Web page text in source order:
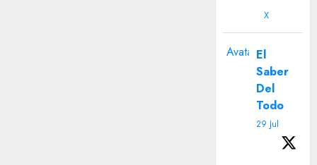
X
Avatar El
Saber
Del
Todo
29 Jul